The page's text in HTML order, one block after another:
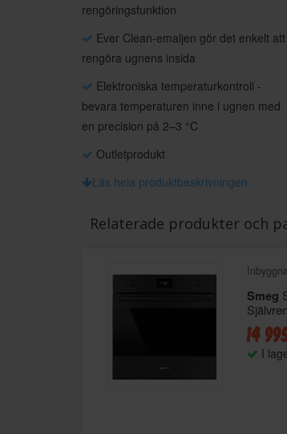
rengöringsfunktion
Ever Clean-emaljen gör det enkelt att
rengöra ugnens insida
Elektroniska temperaturkontroll -
bevara temperaturen inne i ugnen med
en precision på 2–3 °C
Outletprodukt
Läs hela produktbeskrivningen
Relaterade produkter och
Smeg
14
I